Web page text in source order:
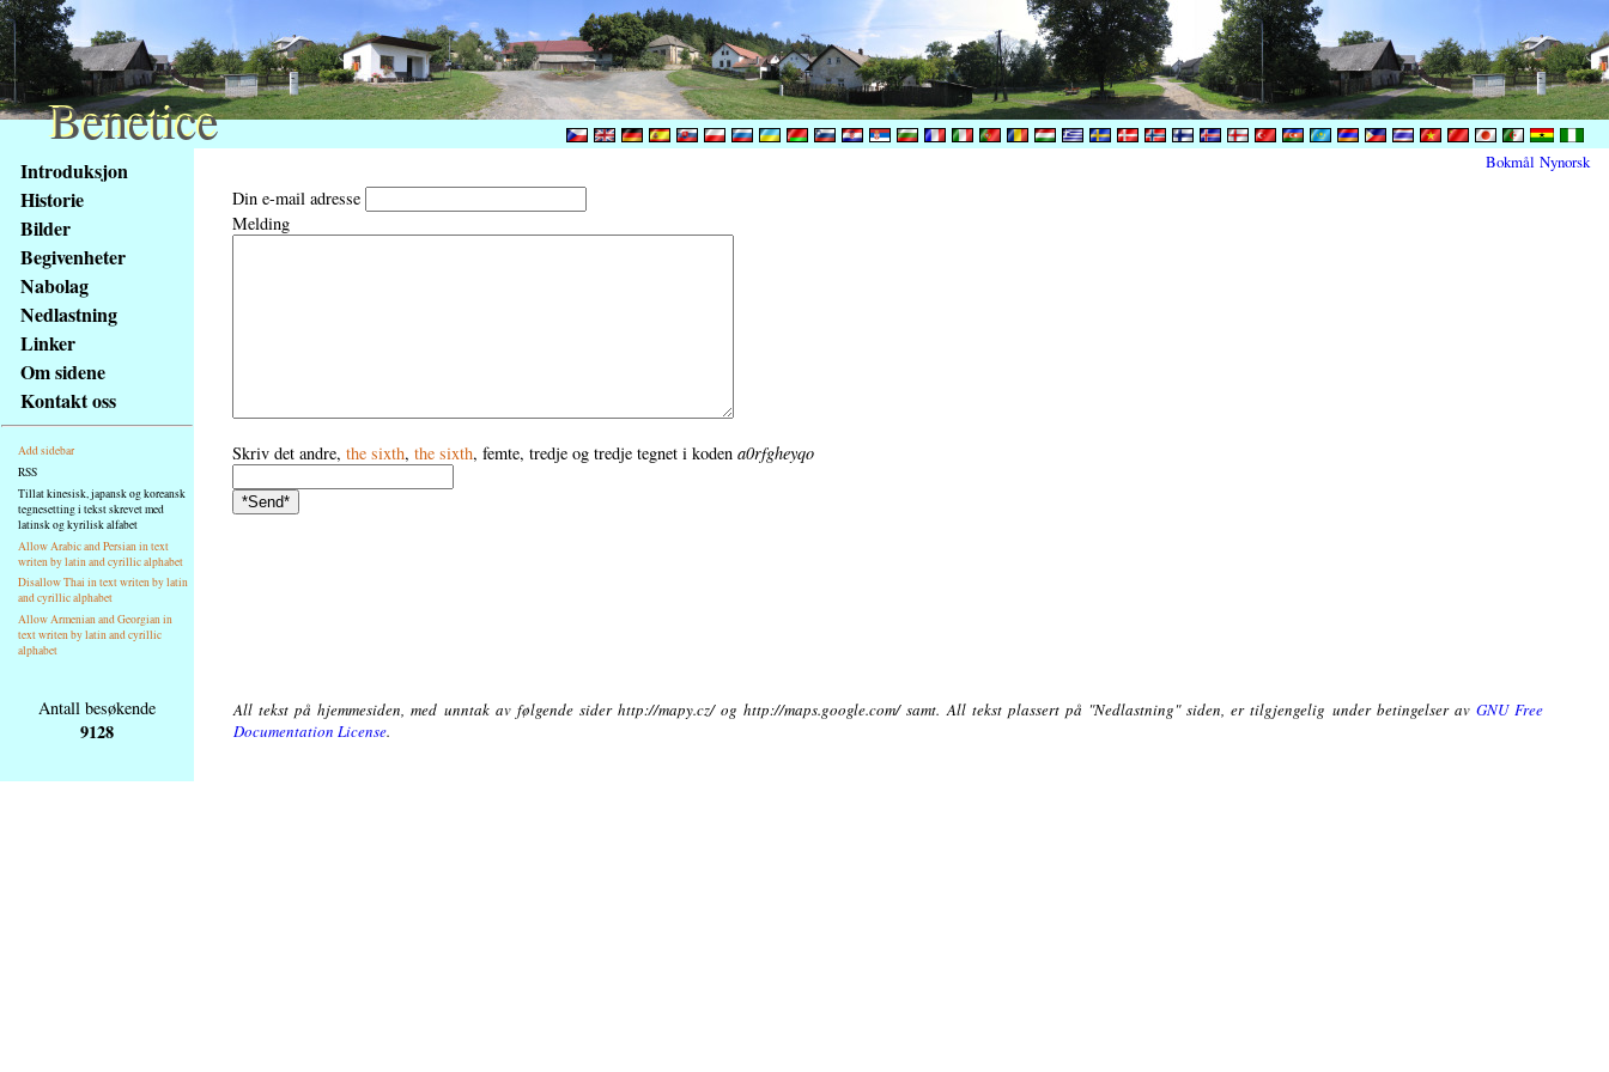
obsah
stránky
Klávesové
zkratky
tomto
webu
základní
Hlavní
strana
Introduksjon
Historie
Bilder
Begivenheter
Nabolag
Nedlastning
Linker
Om sidene
Kontakt oss
Add sidebar
RSS
Tillat kinesisk, japansk og koreansk
tegnesetting i tekst skrevet med
latinsk og kyrilisk alfabet
Allow Arabic and Persian in text
writen by latin and cyrillic alphabet
Disallow Thai in text writen by latin
and cyrillic alphabet
Allow Armenian and Georgian in
text writen by latin and cyrillic
alphabet
Din e-mail adresse
Melding
Skriv det andre, the sixth, the sixth, femte, tredje og tredje tegnet i koden a0rfgheyqo
Antall besøkende
9128
All tekst på hjemmesiden, med unntak av følgende sider http://mapy.cz/ og http://maps.google.com/ samt. All tekst plassert på "Nedlastning" siden, er tilgjengelig under betingelser av GNU Free
Documentation License.
Benetice
Benetice
Bokmål Nynorsk